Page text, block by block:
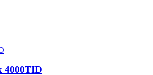
4000TID